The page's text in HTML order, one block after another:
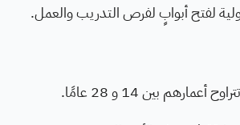
لفتح أبوابٍ لفرص التدريب والعمل.